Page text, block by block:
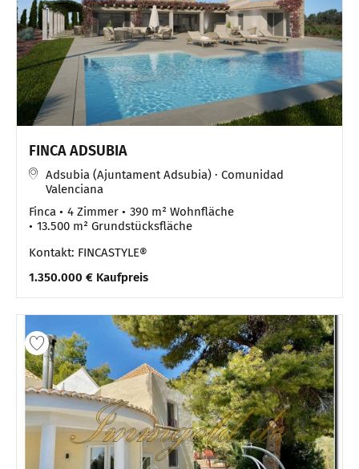
FINCA ADSUBIA
Adsubia (Ajuntament Adsubia) · Comunidad
Valenciana
Finca
4 Zimmer
390 m² Wohnfläche
13.500 m² Grundstücksfläche
Kontakt: FINCASTYLE®
1.350.000 € Kaufpreis